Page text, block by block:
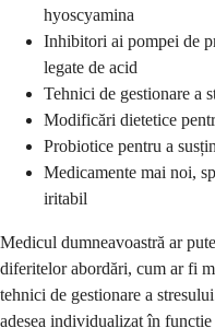
hyoscyamina
Inhibitori ai pompei de
legate de acid
Tehnici de gestionare a
Modificări dietetice
Probiotice pentru a
Medicamente mai noi,
iritabil
Medicul dumneavoastră ar
diferitelor abordări, cum ar fi
tehnici de gestionare a
adesea individualizat în